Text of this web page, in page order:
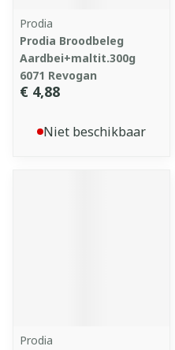
Prodia
Prodia Broodbeleg
Aardbei+maltit.300g
6071 Revogan
€ 4,88
Niet beschikbaar
Prodia